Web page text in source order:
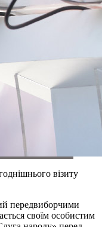
візиту
передвиборчими
своїм особистим